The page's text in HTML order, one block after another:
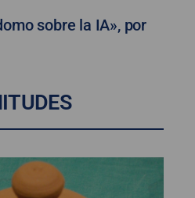
sobre la IA», por